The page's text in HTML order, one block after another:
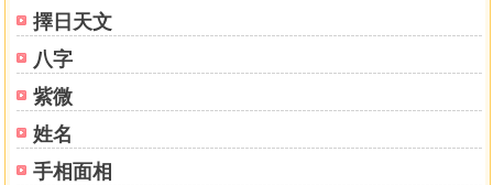
擇日天文
八字
紫微
姓名
手相面相
僧道
喫齋
旺丁
有壽
雙男
雙女
雙妻